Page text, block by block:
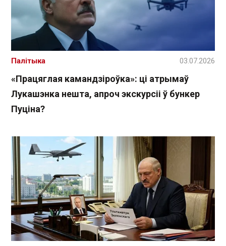
«Працяглая камандзіроўка»: ці атрымаў
Лукашэнка нешта, апроч экскурсіі ў бункер
Пуціна?
Палітыка 03.07.2026